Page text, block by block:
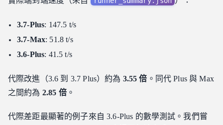
3.7-Plus: 147.5 t/s
3.7-Max: 51.8 t/s
3.6-Plus: 41.5 t/s
代際改進（3.6 到 3.7 Plus）約為 3.55 倍 。同代 Plus 與 Max
之間約為 2.85 倍。
代際差距最顯著的例子來自 3.6-Plus 的數學測試。我們嘗